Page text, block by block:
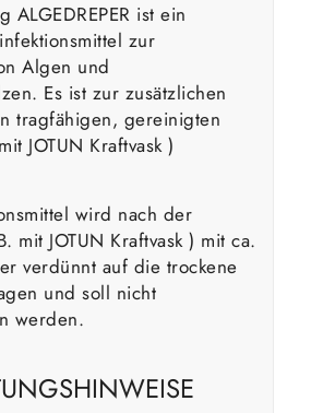
ALGEDREPER ist ein
zur
Algen und
Es ist zur zusätzlichen
tragfähigen, gereinigten
JOTUN Kraftvask )
wird nach der
mit JOTUN Kraftvask ) mit ca.
verdünnt auf die trockene
und soll nicht
werden.